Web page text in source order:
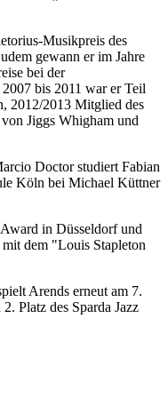
Musikpreis des
gewann er im Jahre
bei der
bis 2011 war er Teil
2012/2013 Mitglied des
Jiggs Whigham und
Doctor studiert Fabian
Köln bei Michael Küttner
in Düsseldorf und
dem "Louis Stapleton
Arends erneut am 7.
Platz des Sparda Jazz